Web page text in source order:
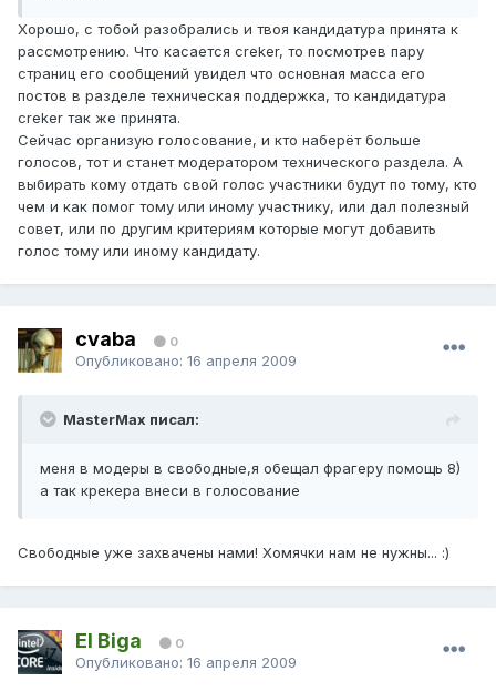
Хорошо, с тобой разобрались и твоя кандидатура принята к
рассмотрению. Что касается creker, то посмотрев пару
страниц его сообщений увидел что основная масса его
постов в разделе техническая поддержка, то кандидатура
creker так же принята.
Сейчас организую голосование, и кто наберёт больше
голосов, тот и станет модератором технического раздела. А
выбирать кому отдать свой голос участники будут по тому, кто
чем и как помог тому или иному участнику, или дал полезный
совет, или по другим критериям которые могут добавить
голос тому или иному кандидату.
cvaba 0
Опубликовано: 16 апреля 2009
MasterMax писал:
меня в модеры в свободные,я обещал фрагеру помощь 8)
а так крекера внеси в голосование
Свободные уже захвачены нами! Хомячки нам не нужны... :)
El Biga 0
Опубликовано: 16 апреля 2009